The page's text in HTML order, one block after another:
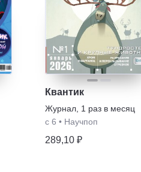
Квантик
Журнал, 1 раз в месяц
с 6 • Научпоп
289,10 ₽